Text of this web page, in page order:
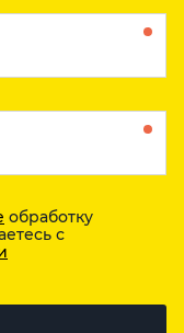
обработку
с